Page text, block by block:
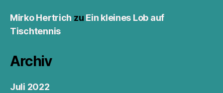
Mirko Hertrich zu Ein kleines Lob auf
Tischtennis
Archiv
Juli 2022